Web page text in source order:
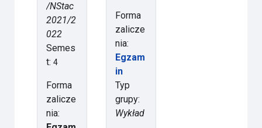
/NStac
2021/2
022
Semes
t:4
Forma
zalicze
nia:
Forma
zalicze
nia:
Egzam
in
Typ
grupy:
Wykład